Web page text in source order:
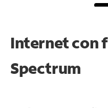
Internet con
Spectrum